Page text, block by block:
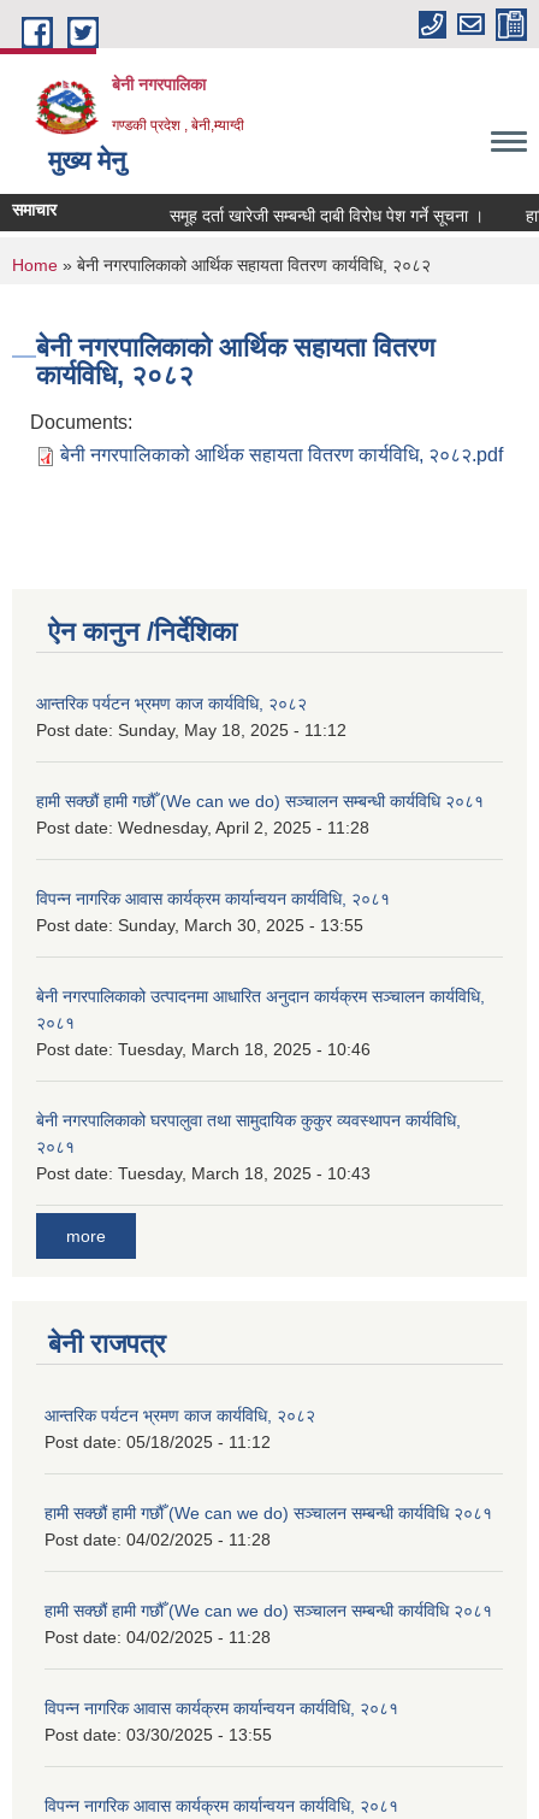
Skip to main content
बेनी नगरपालिका
गण्डकी प्रदेश , बेनी,म्याग्दी
मुख्य मेनु
समाचार समूह दर्ता खारेजी सम्बन्धी दाबी विरोध पेश गर्ने सूचना ।
You are here
Home » बेनी नगरपालिकाको आर्थिक सहायता वितरण कार्यविधि, २०८२
बेनी नगरपालिकाको आर्थिक सहायता वितरण
कार्यविधि, २०८२
Documents:
बेनी नगरपालिकाको आर्थिक सहायता वितरण कार्यविधि, २०८२.pdf
ऐन कानुन /निर्देशिका
आन्तरिक पर्यटन भ्रमण काज कार्यविधि, २०८२
Post date: Sunday, May 18, 2025 - 11:12
हामी सक्छौं हामी गछौँ (We can we do) सञ्चालन सम्बन्धी कार्यविधि २०८१
Post date: Wednesday, April 2, 2025 - 11:28
विपन्न नागरिक आवास कार्यक्रम कार्यान्वयन कार्यविधि, २०८१
Post date: Sunday, March 30, 2025 - 13:55
बेनी नगरपालिकाको उत्पादनमा आधारित अनुदान कार्यक्रम सञ्‍चालन कार्यविधि,
२०८१
Post date: Tuesday, March 18, 2025 - 10:46
बेनी नगरपालिकाको घरपालुवा तथा सामुदायिक कुकुर व्यवस्थापन कार्यविधि,
२०८१
Post date: Tuesday, March 18, 2025 - 10:43
more
बेनी राजपत्र
आन्तरिक पर्यटन भ्रमण काज कार्यविधि, २०८२
Post date: 05/18/2025 - 11:12
हामी सक्छौं हामी गछौँ (We can we do) सञ्चालन सम्बन्धी कार्यविधि २०८१
Post date: 04/02/2025 - 11:28
हामी सक्छौं हामी गछौँ (We can we do) सञ्चालन सम्बन्धी कार्यविधि २०८१
Post date: 04/02/2025 - 11:28
विपन्न नागरिक आवास कार्यक्रम कार्यान्वयन कार्यविधि, २०८१
Post date: 03/30/2025 - 13:55
विपन्न नागरिक आवास कार्यक्रम कार्यान्वयन कार्यविधि, २०८१